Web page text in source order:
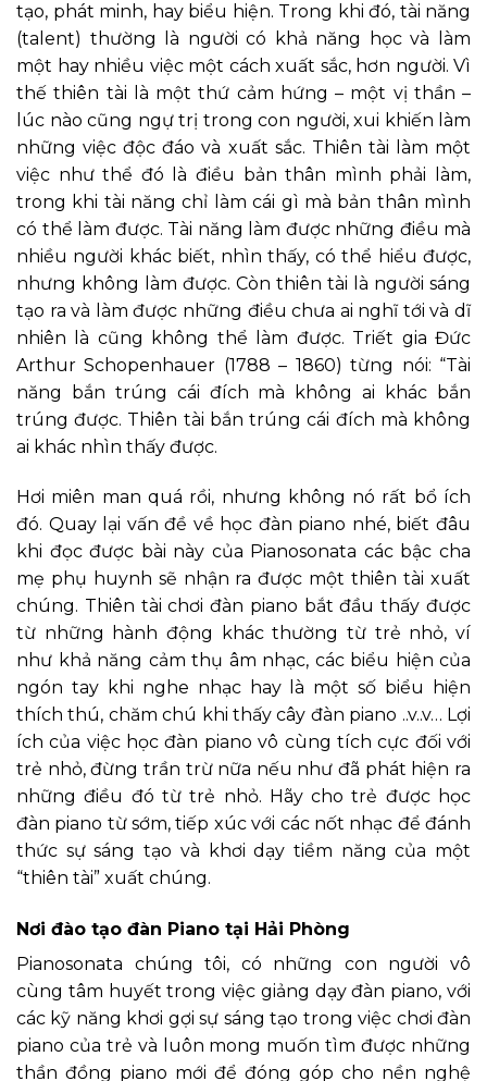
tạo, phát minh, hay biểu hiện. Trong khi đó, tài năng
(talent) thường là người có khả năng học và làm
một hay nhiều việc một cách xuất sắc, hơn người. Vì
thế thiên tài là một thứ cảm hứng – một vị thần –
lúc nào cũng ngự trị trong con người, xui khiến làm
những việc độc đáo và xuất sắc. Thiên tài làm một
việc như thể đó là điều bản thân mình phải làm,
trong khi tài năng chỉ làm cái gì mà bản thân mình
có thể làm được. Tài năng làm được những điều mà
nhiều người khác biết, nhìn thấy, có thể hiểu được,
nhưng không làm được. Còn thiên tài là người sáng
tạo ra và làm được những điều chưa ai nghĩ tới và dĩ
nhiên là cũng không thể làm được. Triết gia Đức
Arthur Schopenhauer (1788 – 1860) từng nói: “Tài
năng bắn trúng cái đích mà không ai khác bắn
trúng được. Thiên tài bắn trúng cái đích mà không
ai khác nhìn thấy được.
Hơi miên man quá rồi, nhưng không nó rất bổ ích
đó. Quay lại vấn đề về học đàn piano nhé, biết đâu
khi đọc được bài này của Pianosonata các bậc cha
mẹ phụ huynh sẽ nhận ra được một thiên tài xuất
chúng. Thiên tài chơi đàn piano bắt đầu thấy được
từ những hành động khác thường từ trẻ nhỏ, ví
như khả năng cảm thụ âm nhạc, các biểu hiện của
ngón tay khi nghe nhạc hay là một số biểu hiện
thích thú, chăm chú khi thấy cây đàn piano ..v..v… Lợi
ích của việc học đàn piano vô cùng tích cực đối với
trẻ nhỏ, đừng trần trừ nữa nếu như đã phát hiện ra
những điều đó từ trẻ nhỏ. Hãy cho trẻ được học
đàn piano từ sớm, tiếp xúc với các nốt nhạc để đánh
thức sự sáng tạo và khơi dạy tiềm năng của một
“thiên tài” xuất chúng.
Nơi đào tạo đàn Piano tại Hải Phòng
Pianosonata chúng tôi, có những con người vô
cùng tâm huyết trong việc giảng dạy đàn piano, với
các kỹ năng khơi gợi sự sáng tạo trong việc chơi đàn
piano của trẻ và luôn mong muốn tìm được những
thần đồng piano mới để đóng góp cho nền nghệ